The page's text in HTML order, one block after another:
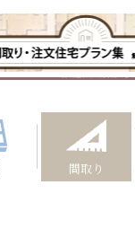
間取り